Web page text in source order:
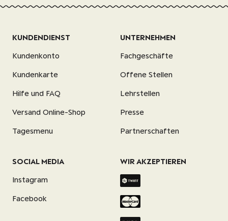
KUNDENDIENST
Kundenkonto
Kundenkarte
Hilfe und FAQ
Versand Online-Shop
Tagesmenu
UNTERNEHMEN
Fachgeschäfte
Offene Stellen
Lehrstellen
Presse
Partnerschaften
SOCIAL MEDIA
Instagram
Facebook
WIR AKZEPTIEREN